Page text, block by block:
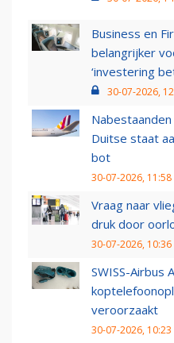
Business en
belangrijker
‘investering
30-07-2026,
Duitse staat
bot
30-07-2026, 11:58
Vraag naar
druk door
30-07-2026, 10:36
SWISS-Airbus
veroorzaakt
30-07-2026, 10:23